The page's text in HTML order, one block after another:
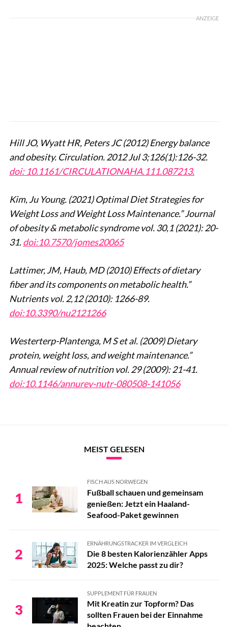
ANZEIGE
Hill JO, Wyatt HR, Peters JC (2012) Energy balance
and obesity. Circulation. 2012 Jul 3;126(1):126-32.
doi: 10.1161/CIRCULATIONAHA.111.087213.
Kim, Ju Young. (2021) Optimal Diet Strategies for
Weight Loss and Weight Loss Maintenance.” Journal
of obesity & metabolic syndrome vol. 30,1 (2021): 20-
31.doi:10.7570/jomes20065
Lattimer, JM, Haub, MD (2010) Effects of dietary
fiber and its components on metabolic health.”
Nutrients vol. 2,12 (2010): 1266-89.
doi:10.3390/nu2121266
Westerterp-Plantenga, M S et al. (2009) Dietary
protein, weight loss, and weight maintenance.”
Annual review of nutrition vol. 29 (2009): 21-41.
doi:10.1146/annurev-nutr-080508-141056
MEIST GELESEN
1
FISCH AUS NORWEGEN
Fußball schauen und gemeinsam
genießen: Jetzt ein Haaland-
Seafood-Paket gewinnen
2
ERNÄHRUNGSTRACKER IM VERGLEICH
Die 8 besten Kalorienzähler Apps
2025: Welche passt zu dir?
3
SUPPLEMENT FÜR FRAUEN
Mit Kreatin zur Topform? Das
sollten Frauen bei der Einnahme